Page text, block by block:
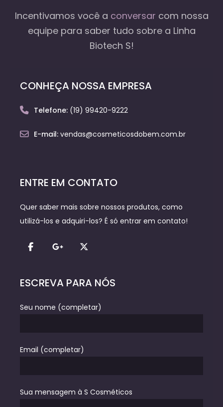
Incentivamos você a conversar com nossa
equipepara saber tudo sobre a Linha
Biotech S!
CONHEÇA NOSSA EMPRESA
Telefone: (19) 99420-9222
E-mail: vendas@cosmeticosdobem.com.br
ENTRE EM CONTATO
Quer saber mais sobre nossos produtos, como
utilizá-los e adquiri-los? É só entrar em contato!
ESCREVA PARA NÓS
Seu nome (completar)
Email (completar)
Sua mensagem à S Cosméticos